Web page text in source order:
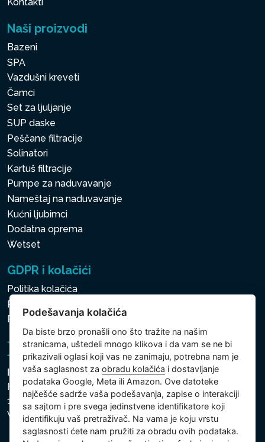
Kontakti
Naši proizvodi
Bazeni
SPA
Vazdušni kreveti
Čamci
Set za ljuljanje
SUP daske
Peščane filtracije
Solinatori
Kartuš filtracije
Pumpe za naduvavanje
Nameštaj na naduvavanje
Kućni ljubimci
Dodatna oprema
Wetset
GDPR i kolačići
Politika kolačića
Politika zaštite ličnih i drugih obrađivanih podataka
Politika kolačića
Intex Trading, s.r.o.
Hradecká 2526/3
130 00 Praha 3
Vinohrady - Česká republika
Podešavanja kolačića
Da biste brzo pronašli ono što tražite na našim
stranicama, uštedeli mnogo klikova i da vam se ne bi
prikazivali oglasi koji vas ne zanimaju, potrebna nam je
vaša saglasnost zaobradu kolačića i dostavljanje
podataka Google, Meta ili Amazon. Ove datoteke
najčešće sadrže vaša podešavanja, zapise o interakciji
sa sajtom i pre svega jedinstvene identifikatore koji
identifikuju vaš pretraživač. Na vama je koju vrstu
saglasnosti ćete nam pružiti za obradu ovih podataka.